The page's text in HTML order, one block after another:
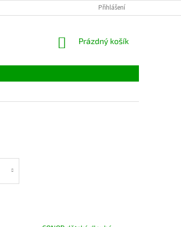
VELKOOBCHOD
Přihlášení
NÁKUPNÍ
Prázdný košík